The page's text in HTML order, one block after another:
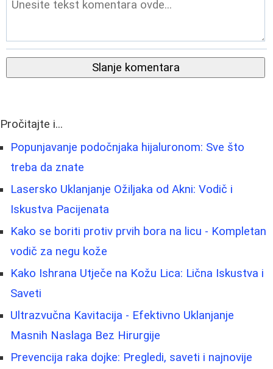
Slanje komentara
Pročitajte i...
Popunjavanje podočnjaka hijaluronom: Sve što
treba da znate
Lasersko Uklanjanje Ožiljaka od Akni: Vodič i
Iskustva Pacijenata
Kako se boriti protiv prvih bora na licu - Kompletan
vodič za negu kože
Kako Ishrana Utječe na Kožu Lica: Lična Iskustva i
Saveti
Ultrazvučna Kavitacija - Efektivno Uklanjanje
Masnih Naslaga Bez Hirurgije
Prevencija raka dojke: Pregledi, saveti i najnovije